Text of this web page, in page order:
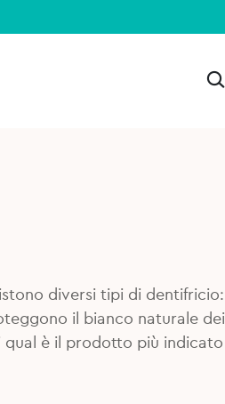
diversi tipi di dentifricio:
il bianco naturale dei
qual è il prodotto più indicato